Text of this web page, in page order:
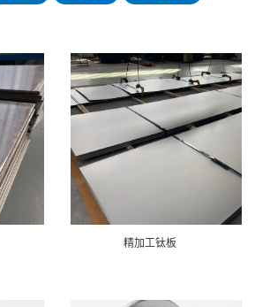
精加工钛板